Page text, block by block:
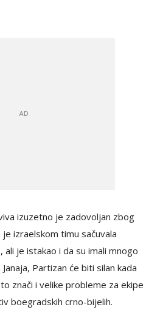
izuzetno je zadovoljan zbog
izraelskom timu sačuvala
je istakao i da su imali mnogo
Partizan će biti silan kada
znači i velike probleme za ekipe
boegradskih crno-bijelih.